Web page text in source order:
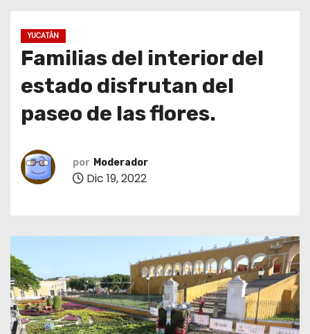
YUCATÁN
Familias del interior del
estado disfrutan del
paseo de las flores.
por Moderador
Dic 19, 2022